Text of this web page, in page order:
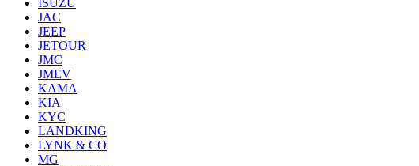
ISUZU
JAC
JEEP
JETOUR
JMC
JMEV
KAMA
KIA
KYC
LANDKING
LYNK & CO
MG